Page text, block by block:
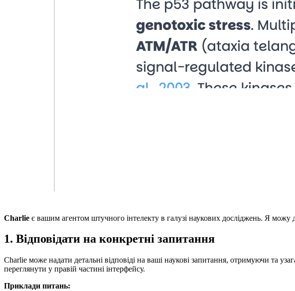
Charlie є вашим агентом штучного інтелекту в галузі наукових досліджень. Я
1. Відповідати на конкретні запитання
Charlie може надати детальні відповіді на ваші наукові запитання, отримуючи та
переглянути у правій частині інтерфейсу.
Приклади питань: